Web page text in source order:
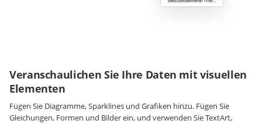
Veranschaulichen Sie Ihre Daten mit visuellen
Elementen
Fügen Sie Diagramme, Sparklines und Grafiken hinzu. Fügen Sie
Gleichungen, Formen und Bilder ein, und verwenden Sie TextArt,